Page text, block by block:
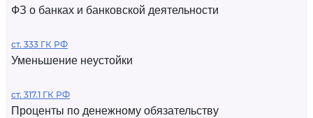
ФЗ о банках и банковской деятельности
ст. 333 ГК РФ
Уменьшение неустойки
ст. 317.1 ГК РФ
Проценты по денежному обязательству